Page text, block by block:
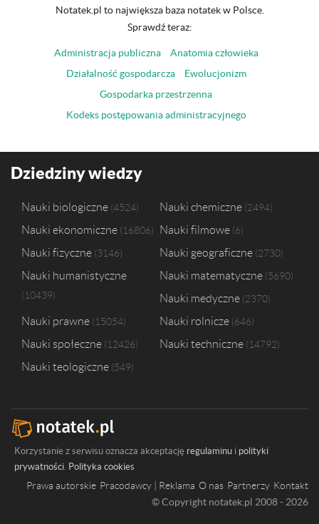
Notatek.pl to największa baza notatek w Polsce.
Sprawdź teraz:
Administracja publiczna
Anatomia człowieka
Działalność gospodarcza
Ewolucjonizm
Gospodarka przestrzenna
Kodeks postępowania administracyjnego
Dziedziny wiedzy
Nauki biologiczne 4524 Nauki chemiczne 2494
Nauki ekonomiczne 16806 Nauki filmowe 6
Nauki fizyczne 3146 Nauki geograficzne 2730
Nauki humanistyczne
10439
Nauki matematyczne 5690
Nauki medyczne 2370
Nauki prawne 15054 Nauki rolnicze 646
Nauki społeczne 12426 Nauki techniczne 14792
Nauki teologiczne 549
Korzystanie z serwisu oznacza akceptację regulaminu i polityki
prywatności. Polityka cookies
Prawa autorskie Pracodawcy | Reklama O nas Partnerzy Kontakt
© Copyright notatek.pl 2008 - 2026